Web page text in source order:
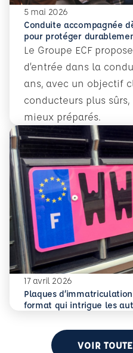
5 mai 2026
Conduite accompagnée
pour protéger
Le Groupe ECF
d’entrée dans la
ans, avec un objectif
conducteurs plus
mieux préparés.
En savoir plus
Conduite accompagnée
17 avril 2026
Plaques
format qui intrigue les
En savoir plus
Plaques
VOIR